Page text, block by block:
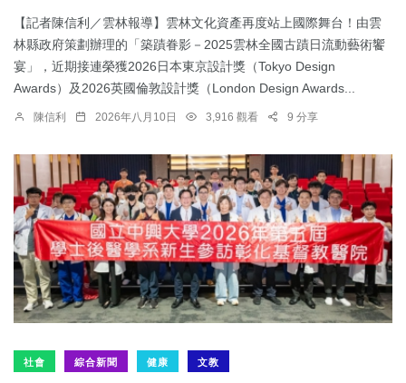
【記者陳信利／雲林報導】雲林文化資產再度站上國際舞台！由雲
林縣政府策劃辦理的「築蹟眷影－2025雲林全國古蹟日流動藝術饗
宴」，近期接連榮獲2026日本東京設計獎（Tokyo Design
Awards）及2026英國倫敦設計獎（London Design Awards...
陳信利 2026年八月10日 3,916 觀看 9 分享
社會 綜合新聞 健康 文教